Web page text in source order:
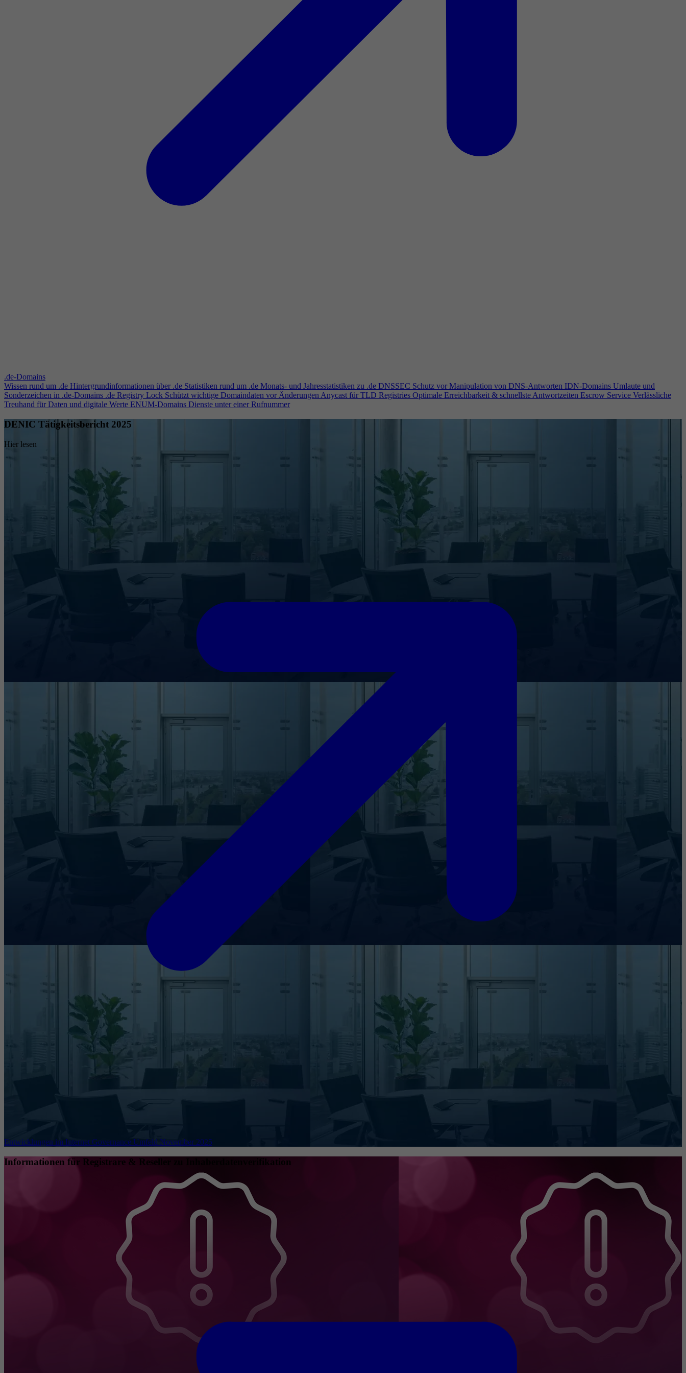
.de-Domains
Wissen rund um .de Hintergrundinformationen über .de Statistiken rund um .de Monats- und Jahresstatistiken zu .de DNSSEC Schutz vor Manipulation von DNS-Antworten IDN-Domains Umlaute und
Sonderzeichen in .de-Domains .de Registry Lock Schützt wichtige Domaindaten vor ÄnderungenAnycast für TLD Registries Optimale Erreichbarkeit & schnellste Antwortzeiten Escrow Service Verlässliche
Treuhand für Daten und digitale Werte ENUM-Domains Dienste unter einer Rufnummer
DENIC Tätigkeitsbericht 2025
Hier lesen
Entwicklungen im Internet Governance Umfeld November 2025
Informationen für Registrare & Reseller zu Inhaberdatenverifikation